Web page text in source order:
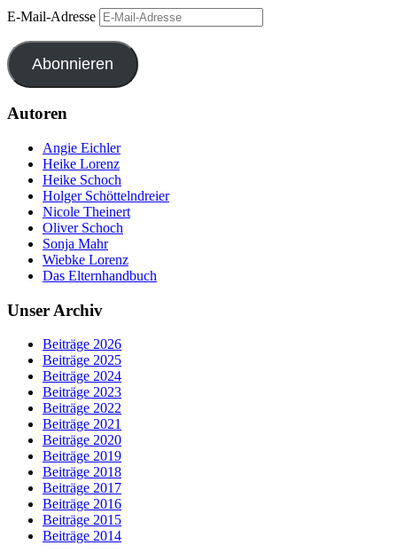
E-Mail-Adresse
Abonnieren
Autoren
Angie Eichler
Heike Lorenz
Heike Schoch
Holger Schöttelndreier
Nicole Theinert
Oliver Schoch
Sonja Mahr
Wiebke Lorenz
Das Elternhandbuch
Unser Archiv
Beiträge 2026
Beiträge 2025
Beiträge 2024
Beiträge 2023
Beiträge 2022
Beiträge 2021
Beiträge 2020
Beiträge 2019
Beiträge 2018
Beiträge 2017
Beiträge 2016
Beiträge 2015
Beiträge 2014